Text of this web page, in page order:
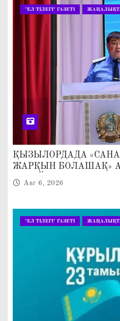
"ЕЛ ТІЛЕГІ" ГАЗЕТІ
ҚЫЗЫЛОРДАДА
ЖАРҚЫН БОЛАШАҚ»
КЕҢЕЙТІЛГЕН
Авг 6, 2026
"ЕЛ ТІЛЕГІ" ГАЗЕТІ